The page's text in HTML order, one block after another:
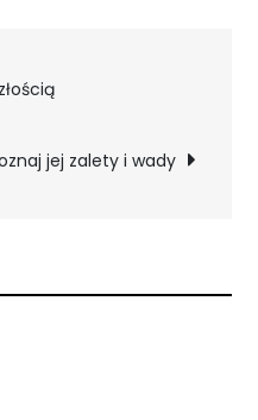
jej zalety i wady